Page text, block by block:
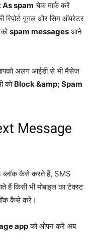
As spam चेक मार्क करें
गूगल और सिम ऑपरेटर
spam messages आने
अलग आईडी से भी मैसेज
को Block &amp; Spam
Message
ब्लॉक कैसे करते हैं, SMS
किसी भी मोबाइल का टेक्स्ट
कैसे करें।
appको ओपन करें अब